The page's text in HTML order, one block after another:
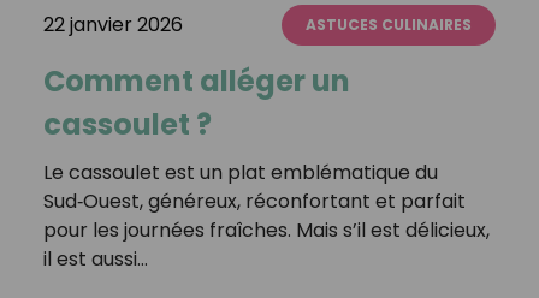
22 janvier 2026 ASTUCES CULINAIRES
Comment alléger un
cassoulet ?
Le cassoulet est un plat emblématique du
Sud‑Ouest, généreux, réconfortant et parfait
pour les journées fraîches. Mais s’il est délicieux,
il est aussi…